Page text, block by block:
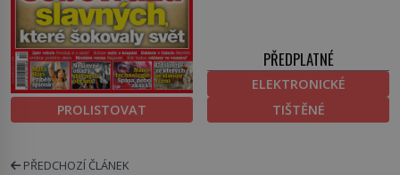
PROLISTOVAT
PŘEDPLATNÉ
ELEKTRONICKÉ
TIŠTĚNÉ
PŘEDCHOZÍ ČLÁNEK